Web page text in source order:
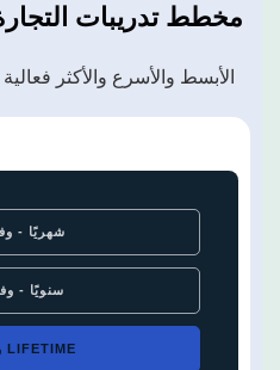
مخطط تدريبات التجارة
الأبسط والأسرع والأكثر
شهريًا - وفر
سنويًا -
LIFETIME وفر90%